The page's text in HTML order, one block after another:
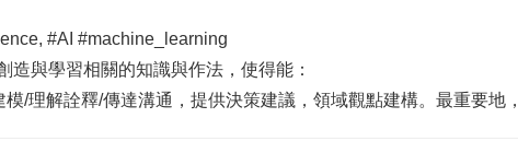
#AI #machine_learning
與學習相關的知識與作法，使得能：
/理解詮釋/傳達溝通，提供決策建議，領域觀點建構。最重要地